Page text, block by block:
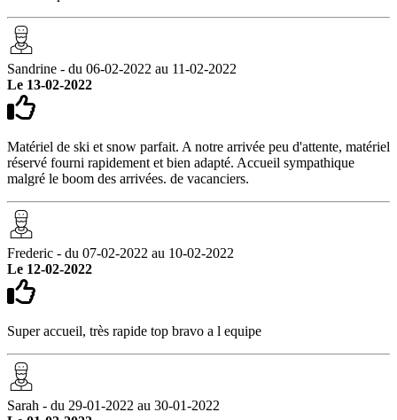
Sandrine - du 06-02-2022 au 11-02-2022
Le 13-02-2022
Matériel de ski et snow parfait. A notre arrivée peu d'attente, matériel
réservé fourni rapidement et bien adapté. Accueil sympathique
malgré le boom des arrivées. de vacanciers.
Frederic - du 07-02-2022 au 10-02-2022
Le 12-02-2022
Super accueil, très rapide top bravo a l equipe
Sarah - du 29-01-2022 au 30-01-2022